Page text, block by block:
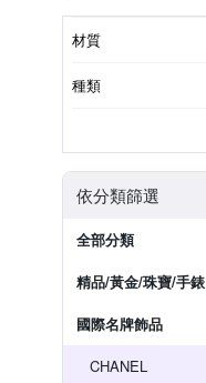
材質
種類
依分類篩選
全部分類
精品/黃金/珠寶/手錶
國際名牌飾品
CHANEL